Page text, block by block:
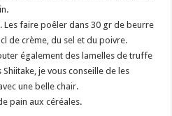
Les faire poêler dans 30 gr de beurre
de crème, du sel et du poivre.
également des lamelles de truffe
je vous conseille de les
une belle chair.
pain aux céréales.